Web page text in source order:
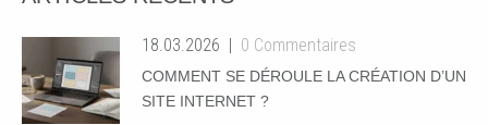
18.03.2026 0 Commentaires
COMMENT SE DÉROULE LA CRÉATION D’UN
SITE INTERNET ?